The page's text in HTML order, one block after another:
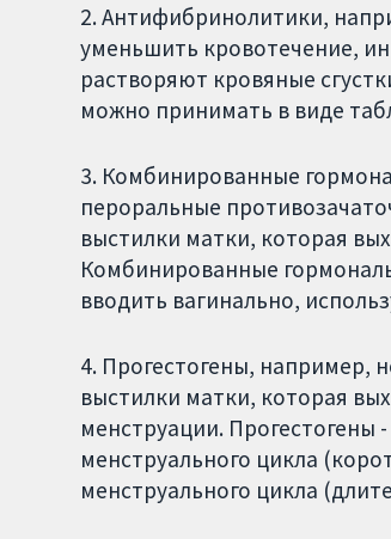
2. Антифибринолитики,
уменьшить кровотечение,
растворяют кровяные
можно принимать в виде
3. Комбинированные
пероральные
выстилки матки, которая
Комбинированные
вводить вагинально,
4. Прогестогены, например,
выстилки матки, которая
менструации. Прогестогены
менструального цикла
менструального цикла